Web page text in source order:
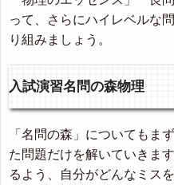
って、さらにハイレベルな
り組みましょう。
入試演習名問の森物理
「名問の森」についてもま
た問題だけを解いていきま
るよう、自分がどんなミス